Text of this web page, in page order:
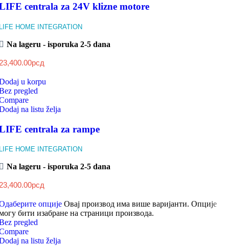
centrala za 24V klizne motore
HOME INTEGRATION
Na lageru - isporuka 2-5 dana
рсд
u korpu
pregled
na listu želja
centrala za rampe
HOME INTEGRATION
Na lageru - isporuka 2-5 dana
рсд
опције Овај производ има више варијанти. Опције
бити изабране на страници производа.
pregled
na listu želja